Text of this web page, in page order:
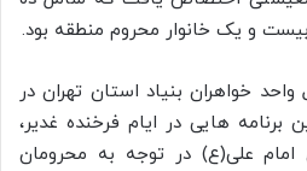
و یک خانوار محروم منطقه بود.
خواهران بنیاد استان تهران در
برنامه هایی در ایام فرخنده غدیر،
علی(ع) در توجه به محرومان